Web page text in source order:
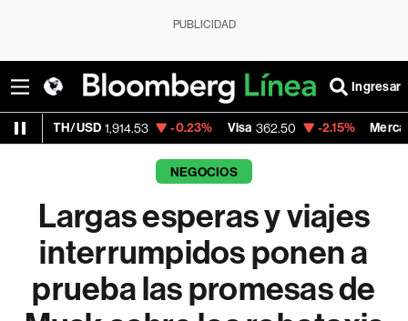
PUBLICIDAD
Ingresar
1,914.53 -0.23% Visa 362.50 -2.15% MercadoLibre
NEGOCIOS
Largas esperas y viajes
interrumpidos ponen a
prueba las promesas de